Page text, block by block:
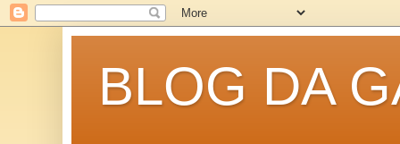
BLOG DA